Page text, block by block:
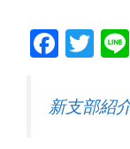
F
c
e
T
itt
e
新支部紹